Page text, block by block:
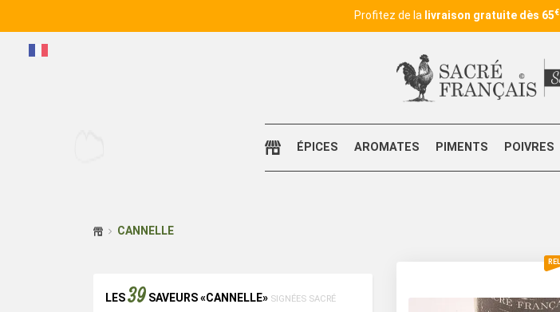
Profitez de la livraison gratuite dès 65€
ÉPICES AROMATES PIMENTS POIVRES
CANNELLE
LES39 SAVEURS «CANNELLE» SIGNÉES SACRÉ